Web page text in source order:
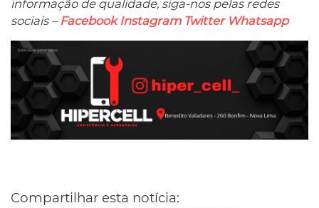
informação de qualidade, siga-nos pelas redes
sociais – Facebook Instagram Twitter Whatsapp
Compartilhar esta notícia: